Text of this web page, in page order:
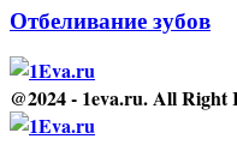
Отбеливание зубов
@2024 - 1eva.ru. All Right